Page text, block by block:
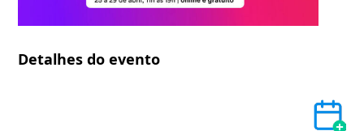
Detalhes do evento